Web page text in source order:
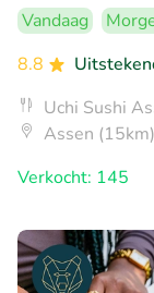
Vandaag
8.8
Uchi Sushi
Assen (15km)
Verkocht: 145